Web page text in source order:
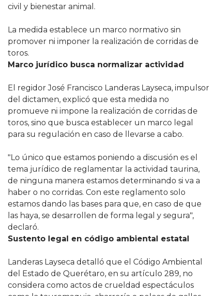
civil y bienestar animal.
La medida establece un marco normativo sin
promover ni imponer la realización de corridas de
toros.
Marco jurídico busca normalizar actividad
El regidor José Francisco Landeras Layseca, impulsor
del dictamen, explicó que esta medida no
promueve ni impone la realización de corridas de
toros, sino que busca establecer un marco legal
para su regulación en caso de llevarse a cabo.
"Lo único que estamos poniendo a discusión es el
tema jurídico de reglamentar la actividad taurina,
de ninguna manera estamos determinando si va a
haber o no corridas. Con este reglamento solo
estamos dando las bases para que, en caso de que
las haya, se desarrollen de forma legal y segura",
declaró.
Sustento legal en código ambiental estatal
Landeras Layseca detalló que el Código Ambiental
del Estado de Querétaro, en su artículo 289, no
considera como actos de crueldad espectáculos